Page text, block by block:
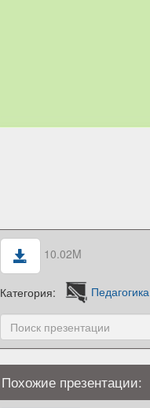
10.02M
Категория: Педагогика
Похожие презентации: